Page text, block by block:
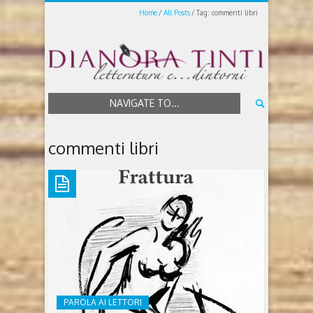
Home All Posts Tag: commenti libri
NAVIGATE TO...
commenti libri
PAROLA AI LETTORI